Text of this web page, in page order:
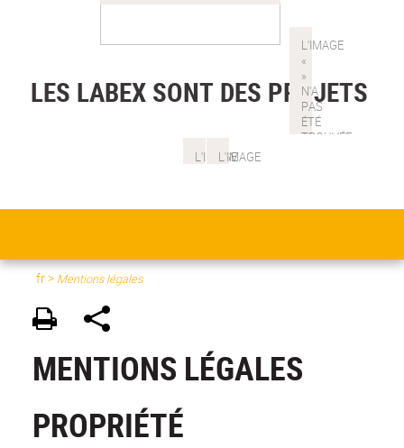
LES LABEX SONT DES PROJETS
fr > Mentions légales
MENTIONS LÉGALES
PROPRIÉTÉ